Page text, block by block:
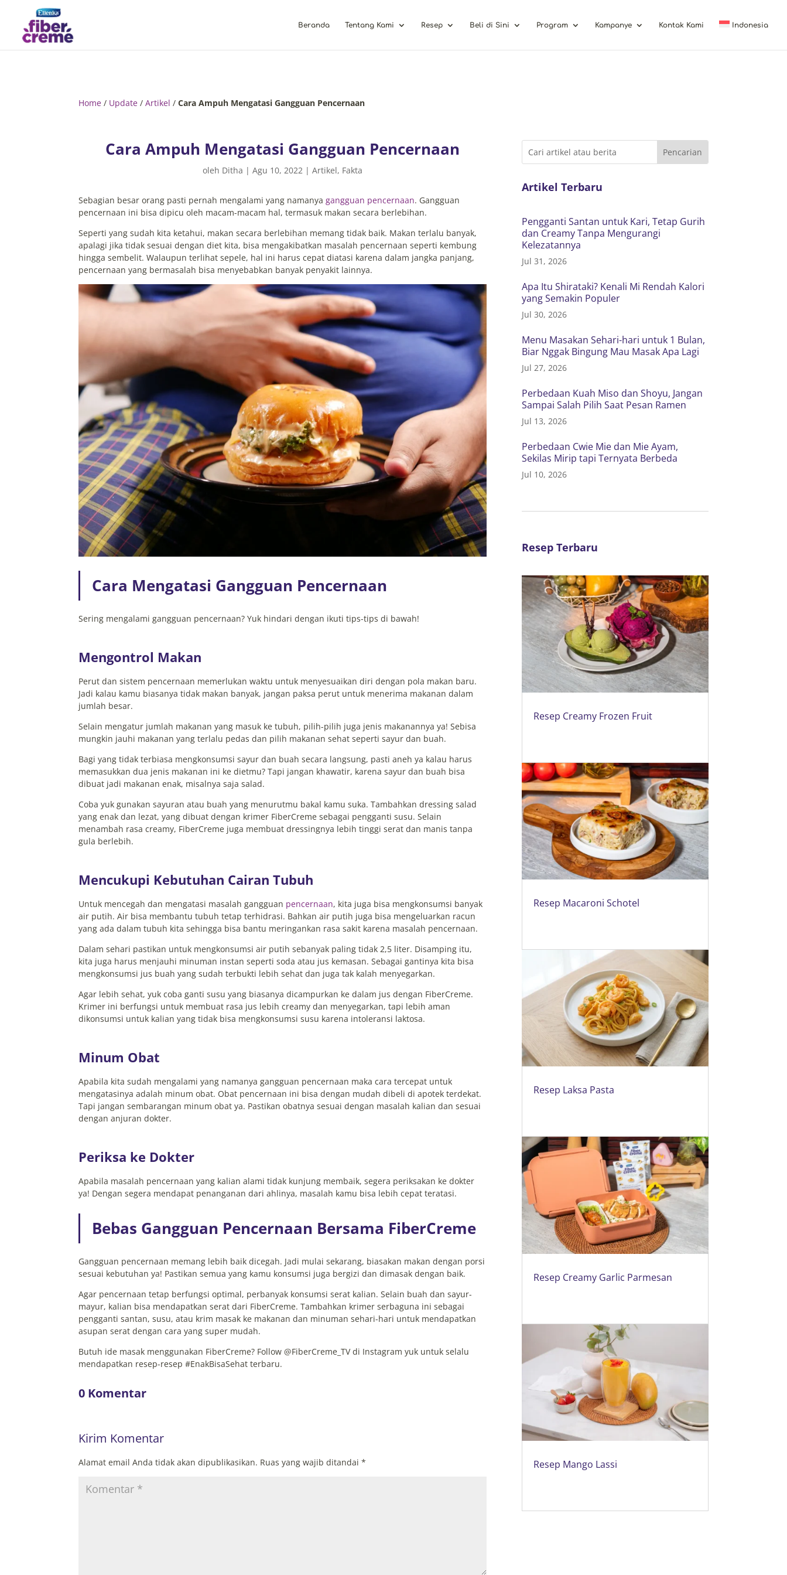
Beranda Tentang Kami Resep Beli di Sini Program Kampanye Kontak Kami Indonesia
Home / Update /Artikel /Cara Ampuh Mengatasi Gangguan Pencernaan
Cara Ampuh Mengatasi Gangguan Pencernaan
oleh Ditha |Agu 10, 2022 |Artikel, Fakta
Sebagian besar orang pasti pernah mengalami yang namanyagangguan pencernaan. Gangguan
pencernaan ini bisa dipicu oleh macam-macam hal, termasuk makan secara berlebihan.
Seperti yang sudah kita ketahui, makan secara berlebihan memang tidak baik. Makan terlalu banyak,
apalagi jika tidak sesuai dengan diet kita, bisa mengakibatkan masalah pencernaan seperti kembung
hingga sembelit. Walaupun terlihat sepele, hal ini harus cepat diatasi karena dalam jangka panjang,
pencernaan yang bermasalah bisa menyebabkan banyak penyakit lainnya.
Cara Mengatasi Gangguan Pencernaan
Sering mengalami gangguan pencernaan? Yuk hindari dengan ikuti tips-tips di bawah!
Mengontrol Makan
Perut dan sistem pencernaan memerlukan waktu untuk menyesuaikan diri dengan pola makan baru.
Jadi kalau kamu biasanya tidak makan banyak, jangan paksa perut untuk menerima makanan dalam
jumlah besar.
Selain mengatur jumlah makanan yang masuk ke tubuh, pilih-pilih juga jenis makanannya ya! Sebisa
mungkin jauhi makanan yang terlalu pedas dan pilih makanan sehat seperti sayur dan buah.
Bagi yang tidak terbiasa mengkonsumsi sayur dan buah secara langsung, pasti aneh ya kalau harus
memasukkan dua jenis makanan ini ke dietmu? Tapi jangan khawatir, karena sayur dan buah bisa
dibuat jadi makanan enak, misalnya saja salad.
Coba yuk gunakan sayuran atau buah yang menurutmu bakal kamu suka. Tambahkan dressing salad
yang enak dan lezat, yang dibuat dengan krimer FiberCreme sebagai pengganti susu. Selain
menambah rasa creamy, FiberCreme juga membuat dressingnya lebih tinggi serat dan manis tanpa
gula berlebih.
Mencukupi Kebutuhan Cairan Tubuh
Untuk mencegah dan mengatasi masalah gangguan pencernaan, kita juga bisa mengkonsumsi banyak
air putih. Air bisa membantu tubuh tetap terhidrasi. Bahkan air putih juga bisa mengeluarkan racun
yang ada dalam tubuh kita sehingga bisa bantu meringankan rasa sakit karena masalah pencernaan.
Dalam sehari pastikan untuk mengkonsumsi air putih sebanyak paling tidak 2,5 liter. Disamping itu,
kita juga harus menjauhi minuman instan seperti soda atau jus kemasan. Sebagai gantinya kita bisa
mengkonsumsi jus buah yang sudah terbukti lebih sehat dan juga tak kalah menyegarkan.
Agar lebih sehat, yuk coba ganti susu yang biasanya dicampurkan ke dalam jus dengan FiberCreme.
Krimer ini berfungsi untuk membuat rasa jus lebih creamy dan menyegarkan, tapi lebih aman
dikonsumsi untuk kalian yang tidak bisa mengkonsumsi susu karena intoleransi laktosa.
Minum Obat
Apabila kita sudah mengalami yang namanya gangguan pencernaan maka cara tercepat untuk
mengatasinya adalah minum obat. Obat pencernaan ini bisa dengan mudah dibeli di apotek terdekat.
Tapi jangan sembarangan minum obat ya. Pastikan obatnya sesuai dengan masalah kalian dan sesuai
dengan anjuran dokter.
Periksa ke Dokter
Apabila masalah pencernaan yang kalian alami tidak kunjung membaik, segera periksakan ke dokter
ya! Dengan segera mendapat penanganan dari ahlinya, masalah kamu bisa lebih cepat teratasi.
Bebas Gangguan Pencernaan Bersama FiberCreme
Gangguan pencernaan memang lebih baik dicegah. Jadi mulai sekarang, biasakan makan dengan porsi
sesuai kebutuhan ya! Pastikan semua yang kamu konsumsi juga bergizi dan dimasak dengan baik.
Agar pencernaan tetap berfungsi optimal, perbanyak konsumsi serat kalian. Selain buah dan sayur-
mayur, kalian bisa mendapatkan serat dari FiberCreme. Tambahkan krimer serbaguna ini sebagai
pengganti santan, susu, atau krim masak ke makanan dan minuman sehari-hari untuk mendapatkan
asupan serat dengan cara yang super mudah.
Butuh ide masak menggunakan FiberCreme? Follow @FiberCreme_TV di Instagram yuk untuk selalu
mendapatkan resep-resep #EnakBisaSehat terbaru.
0 Komentar
Kirim Komentar
Alamat email Anda tidak akan dipublikasikan. Ruas yang wajib ditandai*
Artikel Terbaru
Pengganti Santan untuk Kari, Tetap Gurih
dan Creamy Tanpa Mengurangi
Kelezatannya
Jul 31, 2026
Apa Itu Shirataki? Kenali Mi Rendah Kalori
yang Semakin Populer
Jul 30, 2026
Menu Masakan Sehari-hari untuk 1 Bulan,
Biar Nggak Bingung Mau Masak Apa Lagi
Jul 27, 2026
Perbedaan Kuah Miso dan Shoyu, Jangan
Sampai Salah Pilih Saat Pesan Ramen
Jul 13, 2026
Perbedaan Cwie Mie dan Mie Ayam,
Sekilas Mirip tapi Ternyata Berbeda
Jul 10, 2026
Resep Terbaru
Resep Creamy Frozen Fruit
Resep Macaroni Schotel
Resep Laksa Pasta
Resep Creamy Garlic Parmesan
Resep Mango Lassi